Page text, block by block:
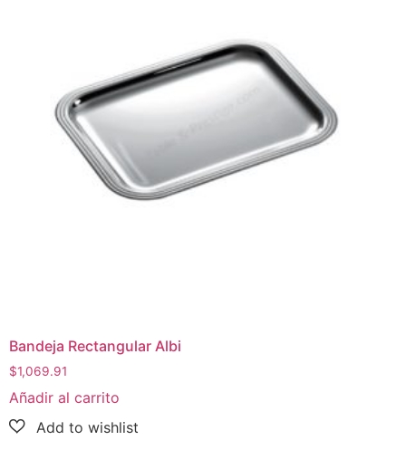
Bandeja Rectangular Albi
$1,069.91
Añadir al carrito